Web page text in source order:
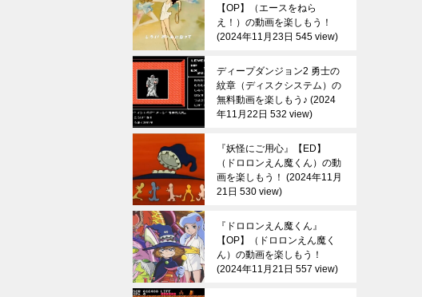
【OP】（エースをねら
え！）の動画を楽しもう！
2024年11月23日 545 view
ディープダンジョン2 勇士の
紋章（ディスクシステム）の
無料動画を楽しもう♪ 2024
年11月22日 532 view
『妖怪にご用心』【ED】
（ドロロンえん魔くん）の動
画を楽しもう！
2024年11月
21日 530 view
『ドロロンえん魔くん』
【OP】（ドロロンえん魔く
ん）の動画を楽しもう！
2024年11月21日 557 view